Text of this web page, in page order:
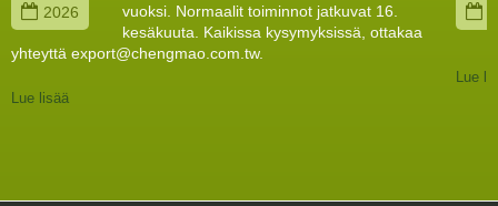
2026
vuoksi. Normaalit toiminnot jatkuvat 16.
kesäkuuta. Kaikissa kysymyksissä, ottakaa
yhteyttä export@chengmao.com.tw.
Lue lisää
Lue